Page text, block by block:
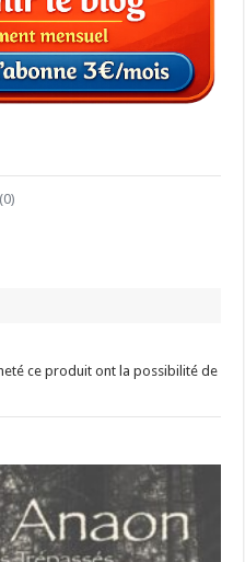
ce produit ont la possibilité de